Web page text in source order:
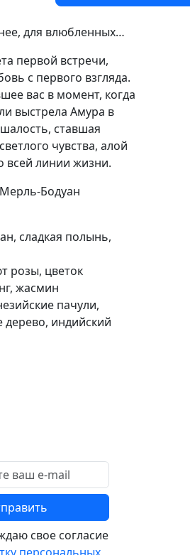
для влюбленных…
первой встречи,
с первого взгляда.
вас в момент, когда
выстрела Амура в
ставшая
чувства, алой
линии жизни.
Бодуан
сладкая полынь,
розы, цветок
жасмин
пачули,
дерево, индийский
свое согласие